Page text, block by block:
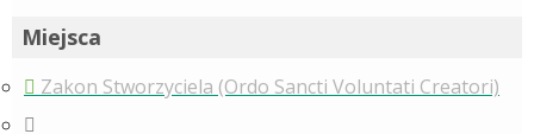
Miejsca
Zakon Stworzyciela (Ordo Sancti Voluntati Creatori)